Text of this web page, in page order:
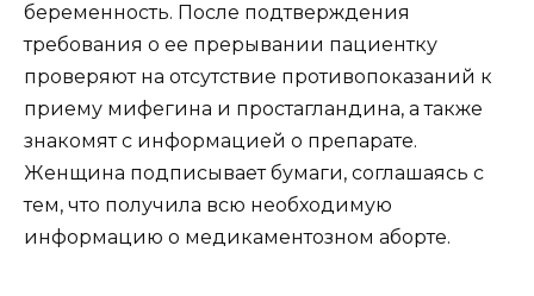
беременность. После подтверждения
требования о ее прерывании пациентку
проверяют на отсутствие противопоказаний к
приему мифегина и простагландина, а также
знакомят с информацией о препарате.
Женщина подписывает бумаги, соглашаясь с
тем, что получила всю необходимую
информацию о медикаментозном аборте.